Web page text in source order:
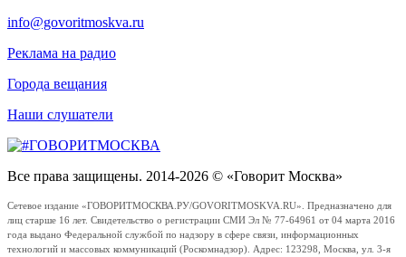
info@govoritmoskva.ru
Реклама на радио
Города вещания
Наши слушатели
Все права защищены. 2014-2026 © «Говорит Москва»
Сетевое издание «ГОВОРИТМОСКВА.РУ/GOVORITMOSKVA.RU». Предназначено для
лиц старше 16 лет. Свидетельство о регистрации СМИ Эл № 77-64961 от 04 марта 2016
года выдано Федеральной службой по надзору в сфере связи, информационных
технологий и массовых коммуникаций (Роскомнадзор). Адрес: 123298, Москва, ул. 3-я